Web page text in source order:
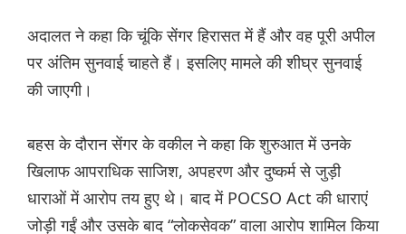
अदालत ने कहा कि चूंकि सेंगर हिरासत में हैं और वह पूरी अपील
पर अंतिम सुनवाई चाहते हैं। इसलिए मामले की शीघ्र सुनवाई
की जाएगी।
बहस के दौरान सेंगर के वकील ने कहा कि शुरुआत में उनके
खिलाफ आपराधिक साजिश, अपहरण और दुष्कर्म से जुड़ी
धाराओं में आरोप तय हुए थे। बाद में POCSO Act की धाराएं
जोड़ी गईं और उसके बाद “लोकसेवक” वाला आरोप शामिल किया